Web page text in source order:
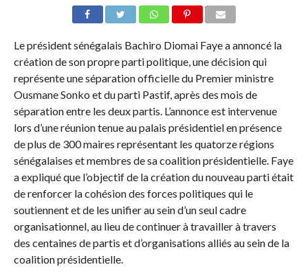
Le président sénégalais Bachiro Diomai Faye a annoncé la
création de son propre parti politique, une décision qui
représente une séparation officielle du Premier ministre
Ousmane Sonko et du parti Pastif, après des mois de
séparation entre les deux partis. L’annonce est intervenue
lors d’une réunion tenue au palais présidentiel en présence
de plus de 300 maires représentant les quatorze régions
sénégalaises et membres de sa coalition présidentielle. Faye
a expliqué que l’objectif de la création du nouveau parti était
de renforcer la cohésion des forces politiques qui le
soutiennent et de les unifier au sein d’un seul cadre
organisationnel, au lieu de continuer à travailler à travers
des centaines de partis et d’organisations alliés au sein de la
coalition présidentielle.